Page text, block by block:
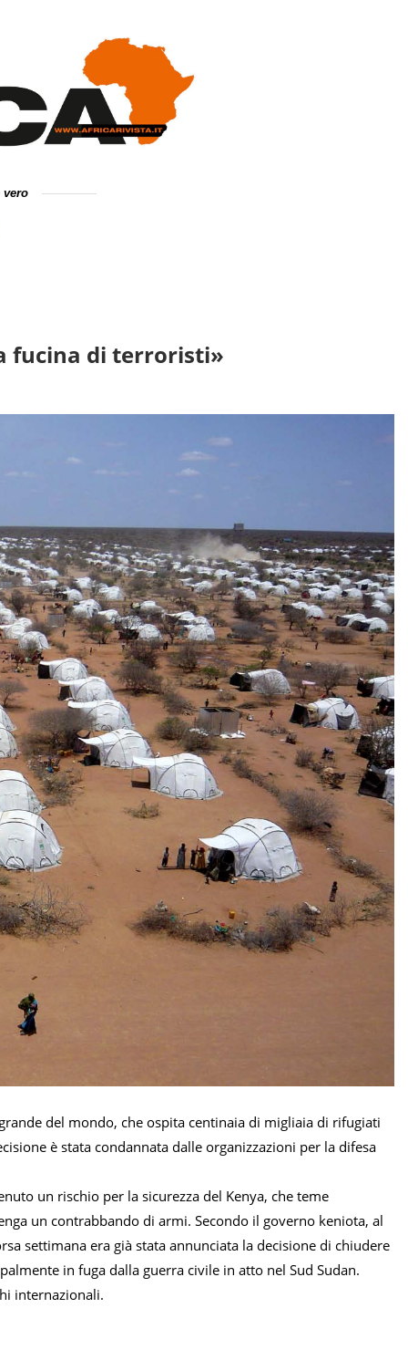
vero
fucina di terroristi»
del mondo, che ospita centinaia di migliaia di rifugiati
è stata condannata dalle organizzazioni per la difesa
un rischio per la sicurezza del Kenya, che teme
un contrabbando di armi. Secondo il governo keniota, al
settimana era già stata annunciata la decisione di chiudere
in fuga dalla guerra civile in atto nel Sud Sudan.
internazionali.